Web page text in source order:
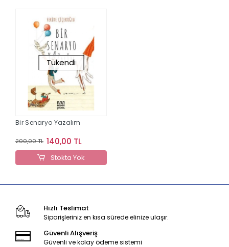
Tükendi
Bir Senaryo Yazalım
200,00 TL 140,00 TL
Stokta Yok
Hızlı Teslimat
Siparişleriniz en kısa sürede elinize ulaşır.
Güvenli Alışveriş
Güvenli ve kolay ödeme sistemi